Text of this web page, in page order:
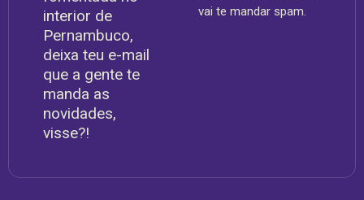
interior de
Pernambuco,
deixa teu e-mail
que a gente te
manda as
novidades,
visse?!
vai te mandar spam.